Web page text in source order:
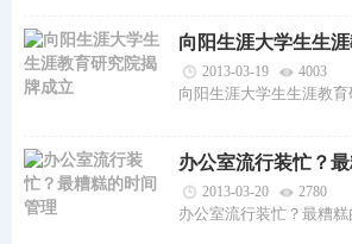
向阳生涯大学生生
立 2013-03-19 4003
向阳生涯大学生生涯教
办公室流行装忙？
2013-03-20 2780
办公室流行装忙？最糟